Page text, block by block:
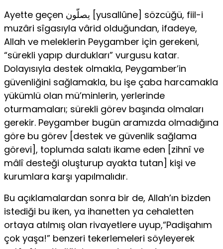
Ayette geçen يصلّون [yusallûne] sözcüğü, fiil-i
muzâri sîgasıyla vârid olduğundan, ifadeye,
Allah ve meleklerin Peygamber için gerekeni,
“sürekli yapıp durdukları” vurgusu katar.
Dolayısıyla destek olmakla, Peygamber’in
güvenliğini sağlamakla, bu işe çaba harcamakla
yükümlü olan mü’minlerin, yerlerinde
oturmamaları; sürekli görev başında olmaları
gerekir. Peygamber bugün aramızda olmadığına
göre bu görev [destek ve güvenlik sağlama
görevi], toplumda salatı ikame eden [zihnî ve
mâlî desteği oluşturup ayakta tutan] kişi ve
kurumlara karşı yapılmalıdır.
Bu açıklamalardan sonra bir de, Allah’ın bizden
istediği bu iken, ya ihanetten ya cehaletten
ortaya atılmış olan rivayetlere uyup,“Padişahım
çok yaşa!” benzeri tekerlemeleri söyleyerek